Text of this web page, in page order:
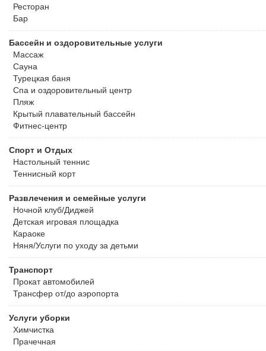
Ресторан
Бар
Бассейн и оздоровительные услуги
Массаж
Сауна
Турецкая баня
Спа и оздоровительный центр
Пляж
Крытый плавательный бассейн
Фитнес-центр
Спорт и Отдых
Настольный теннис
Теннисный корт
Развлечения и семейные услуги
Ночной клуб/Диджей
Детская игровая площадка
Караоке
Няня/Услуги по уходу за детьми
Транспорт
Прокат автомобилей
Трансфер от/до аэропорта
Услуги уборки
Химчистка
Прачечная